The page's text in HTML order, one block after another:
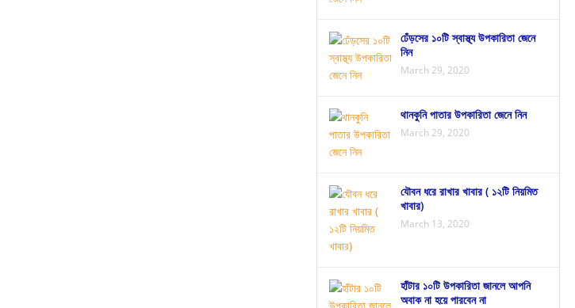
ঢেঁড়সের ১০টি স্বাস্থ্য উপকারিতা জেনে
নিন
March 29, 2020
থানকুনি পাতার উপকারিতা জেনে নিন
March 29, 2020
যৌবন ধরে রাখার খাবার ( ১২টি নিয়মিত
খাবার)
March 13, 2020
হাঁটার ১০টি উপকারিতা জানলে আপনি
অবাক না হয়ে পারবেন না